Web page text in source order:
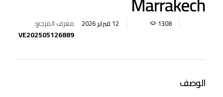
12 فبراير 2026 1308
معرف المرجع:
VE202505126889
الوصف